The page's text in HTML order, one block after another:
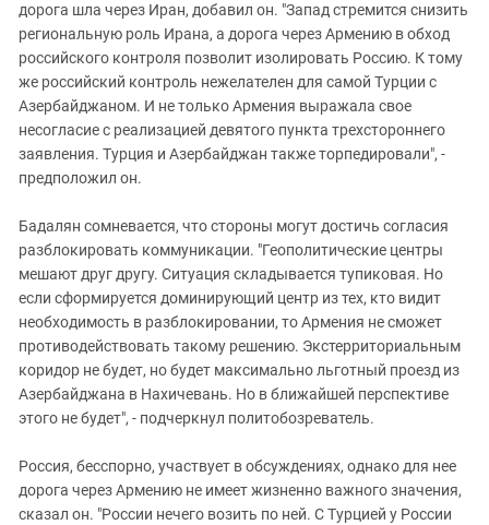
дорога шла через Иран, добавил он. "Запад стремится снизить
региональную роль Ирана, а дорога через Армению в обход
российского контроля позволит изолировать Россию. К тому
же российский контроль нежелателен для самой Турции с
Азербайджаном. И не только Армения выражала свое
несогласие с реализацией девятого пункта трехстороннего
заявления. Турция и Азербайджан также торпедировали", -
предположил он.
Бадалян сомневается, что стороны могут достичь согласия
разблокировать коммуникации. "Геополитические центры
мешают друг другу. Ситуация складывается тупиковая. Но
если сформируется доминирующий центр из тех, кто видит
необходимость в разблокировании, то Армения не сможет
противодействовать такому решению. Экстерриториальным
коридор не будет, но будет максимально льготный проезд из
Азербайджана в Нахичевань. Но в ближайшей перспективе
этого не будет", - подчеркнул политобозреватель.
Россия, бесспорно, участвует в обсуждениях, однако для нее
дорога через Армению не имеет жизненно важного значения,
сказал он. "России нечего возить по ней. С Турцией у России